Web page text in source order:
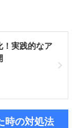
！実践的なア
時の対処法